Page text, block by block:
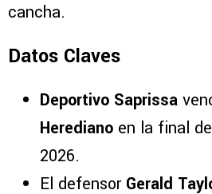
cancha.
Datos Claves
Deportivo Saprissa
Herediano en la final
2026.
El defensor Gerald